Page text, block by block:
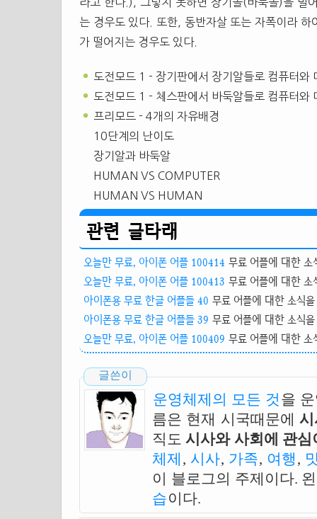
는 경우도 있다. 또한, 동반자살 또는 자폭이라
가 떨어지는 경우도 있다.
도전모드 1 - 장기판에서 장기알들로 컴퓨터와
도전모드 1 - 체스판에서 바둑알들로 컴퓨터와
프리모드 - 4개의 자유배경
10단계의 난이도
장기알과 바둑알
HUMAN VS COMPUTER
HUMAN VS HUMAN
관련 글타래
오늘만 무료, 아이폰 어플 100414 무료 어플에 대한
오늘만 무료, 아이폰 어플 100413 무료 어플에 대한
아이폰용 무료 한글 어플들 40 무료 어플에 대한 소식
아이폰용 무료 한글 어플들 39 무료 어플에 대한 소식
오늘만 무료, 아이폰 어플 100409 무료 어플에 대한
글쓴이
운영체제의 모든 것 을
름은 현재 시국때문에
직도 시사와 사회에 관
체제 , 시사, 가족, 여행 ,
이 블로그의 주제이다.
습이다.